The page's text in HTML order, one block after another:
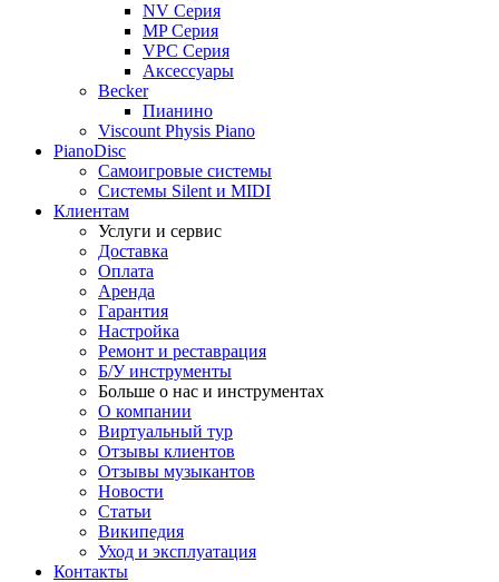
NV Серия
MP Серия
VPC Серия
Аксессуары
Becker
Пианино
Viscount Physis Piano
PianoDisc
Самоигровые системы
Системы Silent и MIDI
Клиентам
Услуги и сервис
Доставка
Оплата
Аренда
Гарантия
Настройка
Ремонт и реставрация
Б/У инструменты
Больше о нас и инструментах
О компании
Виртуальный тур
Отзывы клиентов
Отзывы музыкантов
Новости
Статьи
Википедия
Уход и эксплуатация
Контакты